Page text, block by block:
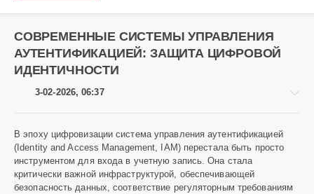
СОВРЕМЕННЫЕ СИСТЕМЫ УПРАВЛЕНИЯ
АУТЕНТИФИКАЦИЕЙ: ЗАЩИТА ЦИФРОВОЙ
ИДЕНТИЧНОСТИ
3-02-2026, 06:37
Аниме
Heavy
В эпоху цифровизации система управления аутентификацией
(Identity and Access Management, IAM) перестала быть просто
инструментом для входа в учетную запись. Она стала
критически важной инфраструктурой, обеспечивающей
безопасность данных, соответствие регуляторным требованиям